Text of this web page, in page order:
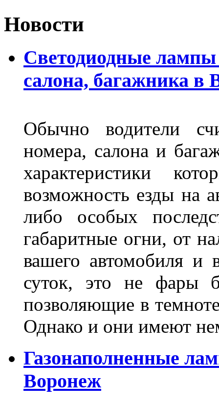
Новости
Светодиодные лампы
салона, багажника в
Обычно водители
номера, салона и
характеристики
возможность езды на
либо особых
габаритные огни, от
вашего автомобиля и
суток, это не фары
позволяющие в
Однако и они имеют
Газонаполненные
Воронеж